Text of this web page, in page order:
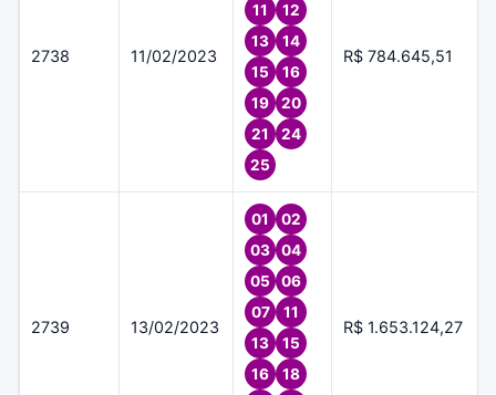
2738 11/02/2023
11
12
13
14
15
16
19
20
21
24
25
R$ 784.645,51
2739 13/02/2023
01
02
03
04
05
06
07
11
13
15
16
18
R$ 1.653.124,27